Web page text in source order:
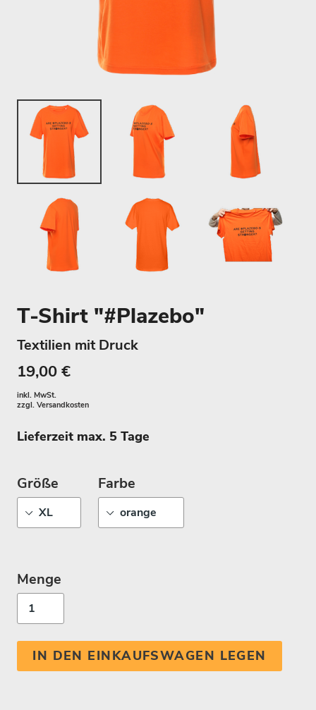
T-Shirt "#Plazebo"
Textilien mit Druck
19,00 €
inkl. MwSt.
zzgl. Versandkosten
Lieferzeit max. 5 Tage
Größe Farbe
Menge
IN DEN EINKAUFSWAGEN LEGEN